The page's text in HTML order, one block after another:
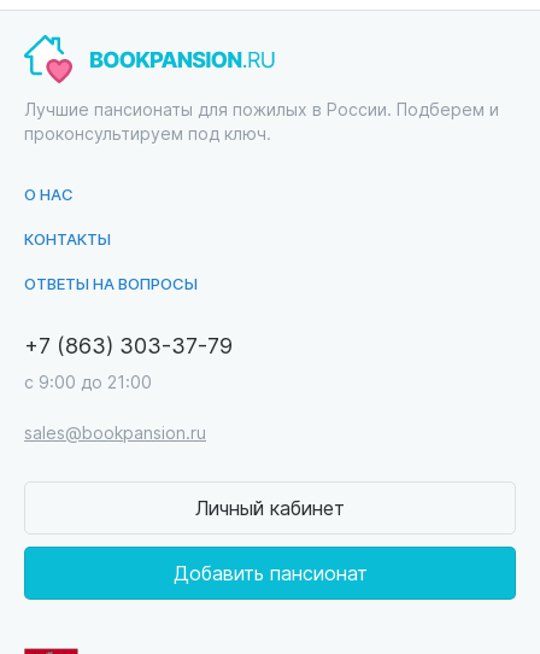
Лучшие пансионаты для пожилых в России. Подберем и
проконсультируем под ключ.
О НАС
КОНТАКТЫ
ОТВЕТЫ НА ВОПРОСЫ
+7 (863) 303-37-79
с 9:00 до 21:00
sales@bookpansion.ru
Личный кабинет
Добавить пансионат